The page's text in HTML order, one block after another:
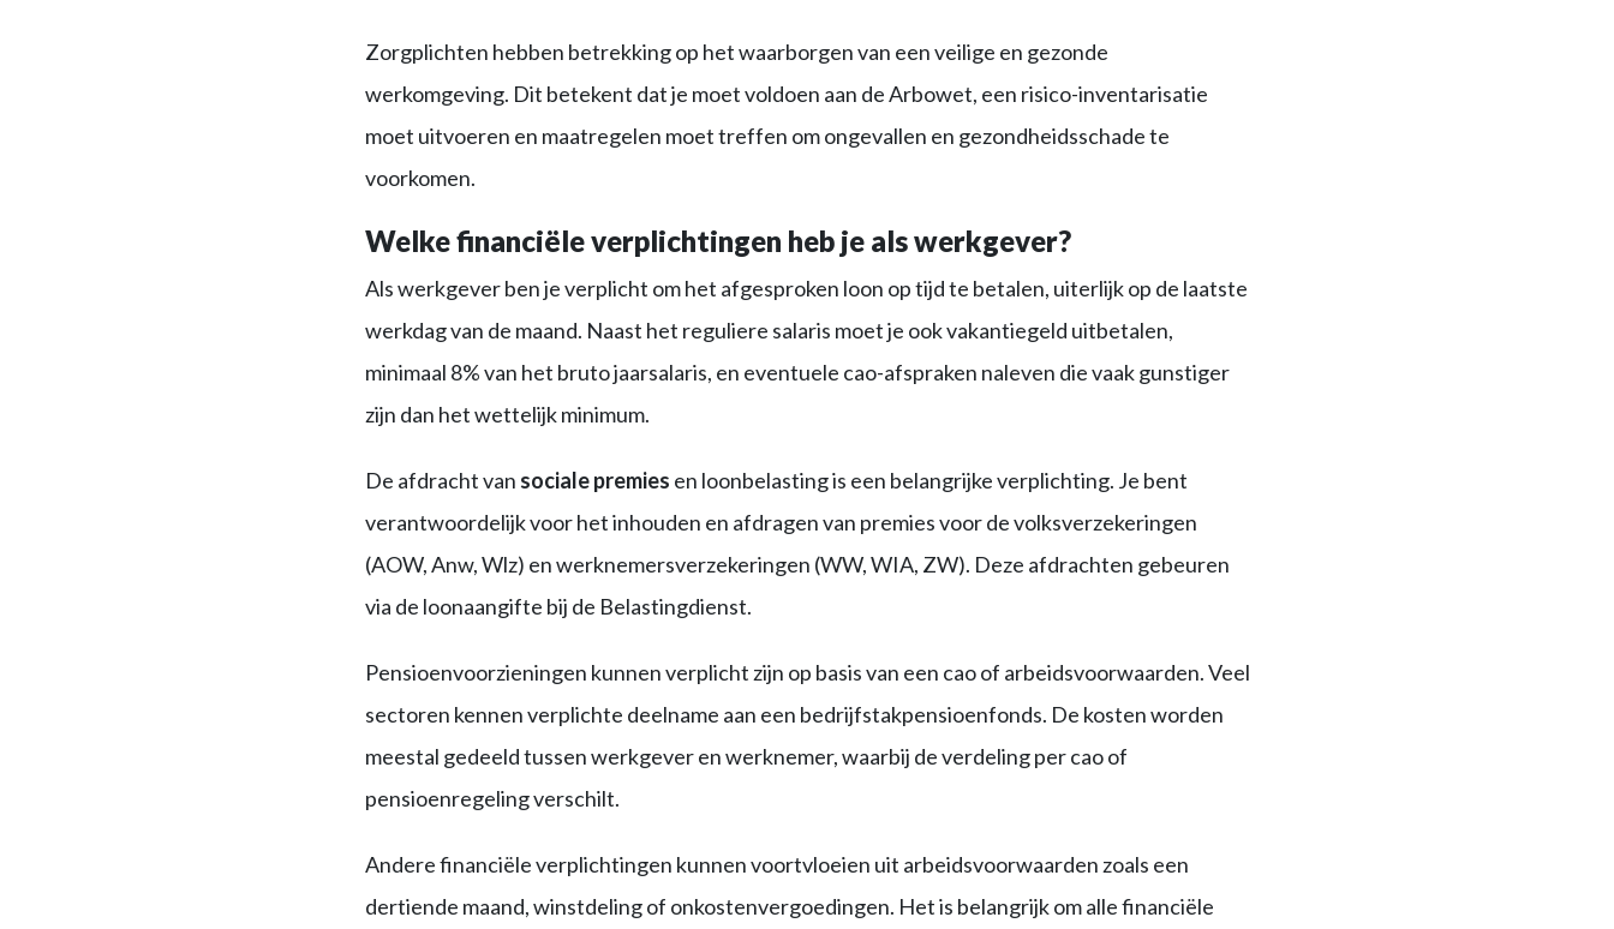
Zorgplichten hebben betrekking op het waarborgen van een veilige en gezonde
werkomgeving. Dit betekent dat je moet voldoen aan de Arbowet, een risico-inventarisatie
moet uitvoeren en maatregelen moet treffen om ongevallen en gezondheidsschade te
voorkomen.
Welke financiële verplichtingen heb je als werkgever?
Als werkgever ben je verplicht om het afgesproken loon op tijd te betalen, uiterlijk op de laatste
werkdag van de maand. Naast het reguliere salaris moet je ook vakantiegeld uitbetalen,
minimaal 8% van het bruto jaarsalaris, en eventuele cao-afspraken naleven die vaak gunstiger
zijn dan het wettelijk minimum.
De afdracht van sociale premies en loonbelasting is een belangrijke verplichting. Je bent
verantwoordelijk voor het inhouden en afdragen van premies voor de volksverzekeringen
(AOW, Anw, Wlz) en werknemersverzekeringen (WW, WIA, ZW). Deze afdrachten gebeuren
via de loonaangifte bij de Belastingdienst.
Pensioenvoorzieningen kunnen verplicht zijn op basis van een cao of arbeidsvoorwaarden. Veel
sectoren kennen verplichte deelname aan een bedrijfstakpensioenfonds. De kosten worden
meestal gedeeld tussen werkgever en werknemer, waarbij de verdeling per cao of
pensioenregeling verschilt.
Andere financiële verplichtingen kunnen voortvloeien uit arbeidsvoorwaarden zoals een
dertiende maand, winstdeling of onkostenvergoedingen. Het is belangrijk om alle financiële